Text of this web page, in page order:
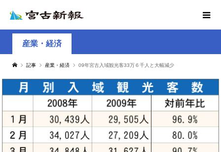
産業・経済
記事 産業・経済 09年宮古入域観光客33万６千人と大幅減少